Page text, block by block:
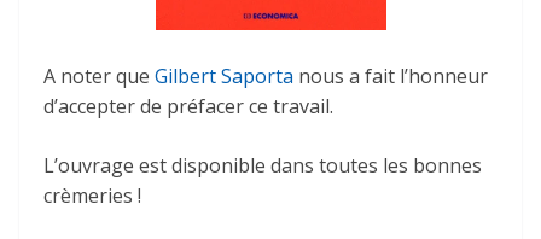
A noter que Gilbert Saporta nous a fait l’honneur
d’accepter de préfacer ce travail.
L’ouvrage est disponible dans toutes les bonnes
crèmeries !